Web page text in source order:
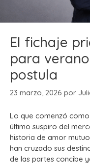
El fichaje
para
postula
23 marzo, 2026 por
Lo que comenzó
último suspiro del
historia de amor
han cruzado sus
de las partes concibe